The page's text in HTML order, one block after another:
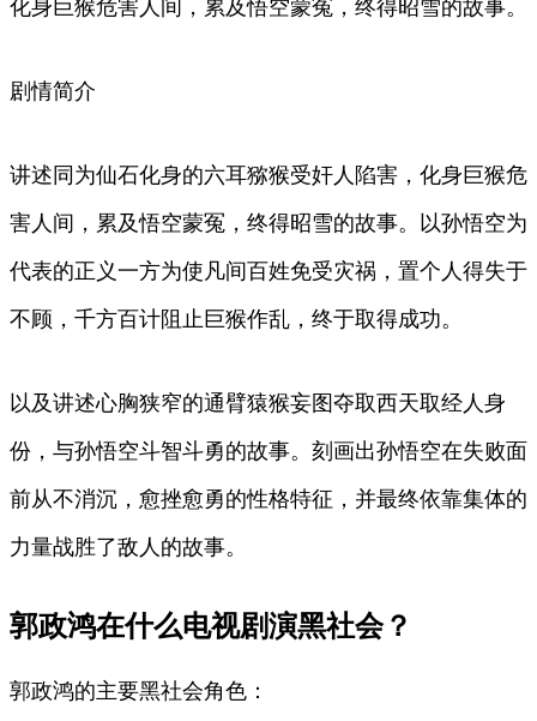
化身巨猴危害人间，累及悟空蒙冤，终得昭雪的故事。
剧情简介
讲述同为仙石化身的六耳猕猴受奸人陷害，化身巨猴危
害人间，累及悟空蒙冤，终得昭雪的故事。以孙悟空为
代表的正义一方为使凡间百姓免受灾祸，置个人得失于
不顾，千方百计阻止巨猴作乱，终于取得成功。
以及讲述心胸狭窄的通臂猿猴妄图夺取西天取经人身
份，与孙悟空斗智斗勇的故事。刻画出孙悟空在失败面
前从不消沉，愈挫愈勇的性格特征，并最终依靠集体的
力量战胜了敌人的故事。
郭政鸿在什么电视剧演黑社会？
郭政鸿的主要黑社会角色：